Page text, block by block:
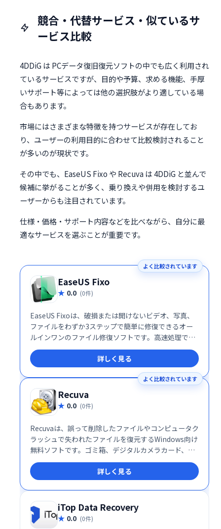
競合・代替サービス・似ているサ
ービス比較
4DDiG は PCデータ復旧復元ソフトの中でも広く利用され
ているサービスですが、目的や予算、求める機能、手厚
いサポート等によっては他の選択肢がより適している場
合もあります。
市場にはさまざまな特徴を持つサービスが存在してお
り、ユーザーの利用目的に合わせて比較検討されること
が多いのが現状です。
その中でも、EaseUS Fixo や Recuva は 4DDiG と並んで
候補に挙がることが多く、乗り換えや併用を検討するユ
ーザーからも注目されています。
仕様・価格・サポート内容などを比べながら、自分に最
適なサービスを選ぶことが重要です。
よく比較されています
EaseUS Fixo
0.0 (0件)
EaseUS Fixoは、破損または開けないビデオ、写真、
ファイルをわずか3ステップで簡単に修復できるオー
ルインワンのファイル修復ソフトです。高速処理で、
大切なデータを迅速に復旧します。
詳しく見る
よく比較されています
Recuva
0.0 (0件)
Recuvaは、誤って削除したファイルやコンピュータク
ラッシュで失われたファイルを復元するWindows向け
無料ソフトです。ゴミ箱、デジタルカメラカード、
MP3プレーヤーなどから、様々なファイルを復旧でき
ます。大切なファイルの消失でお困りの際は、Recuva
で安心を！ 簡単操作で、迅速にデータ復旧をサポート
します。
詳しく見る
iTop Data Recovery
0.0 (0件)